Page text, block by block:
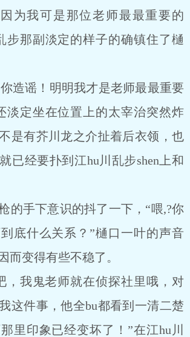
为我可是那位老师最最重要的
步那副淡定的样子的确镇住了樋
造谣！明明我才是老师最最重要
淡定坐在位置上的太宰治突然炸
是有芥川龙之介扯着后衣领，也
已经要扑到江hu川乱步shen上和
的手下意识的抖了一下，“喂,?你
底什么关系？”樋口一叶的声音
而变得有些不稳了。
，我鬼老师就在侦探社里哦，对
这件事，他全bu都看到一清二楚
里印象已经变坏了！”在江hu川